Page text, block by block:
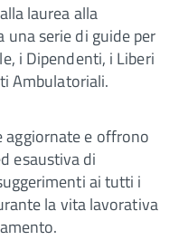
laurea alla
una serie di guide per
i Dipendenti, i Liberi
Ambulatoriali.
aggiornate e offrono
esaustiva di
ai tutti i
la vita lavorativa